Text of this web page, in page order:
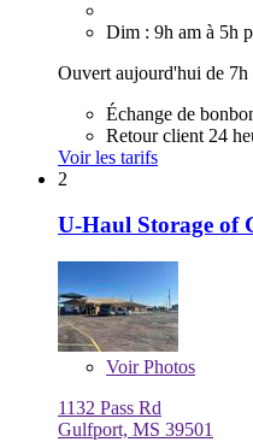
Dim : 9h am à 5h
Ouvert aujourd'hui de 7h
Échange de
Retour client 24
Voir les tarifs
2
U-Haul Storage of
VoirPhotos
1132 Pass Rd
Gulfport, MS 39501